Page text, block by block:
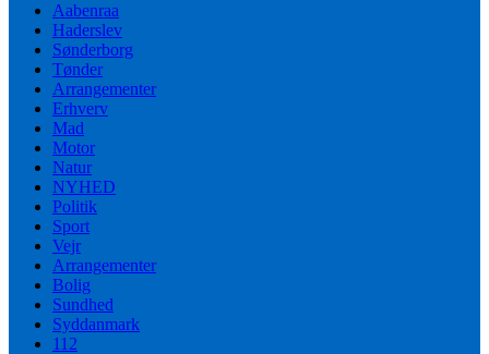
Aabenraa
Haderslev
Sønderborg
Tønder
Arrangementer
Erhverv
Mad
Motor
Natur
NYHED
Politik
Sport
Vejr
Arrangementer
Bolig
Sundhed
Syddanmark
112